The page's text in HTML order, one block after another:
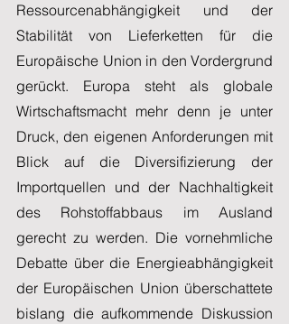
Ressourcenabhängigkeit und der
Stabilität von Lieferketten für die
Europäische Union in den Vordergrund
gerückt. Europa steht als globale
Wirtschaftsmacht mehr denn je unter
Druck, den eigenen Anforderungen mit
Blick auf die Diversifizierung der
Importquellen und der Nachhaltigkeit
des Rohstoffabbaus im Ausland
gerecht zu werden. Die vornehmliche
Debatte über die Energieabhängigkeit
der Europäischen Union überschattete
bislang die aufkommende Diskussion